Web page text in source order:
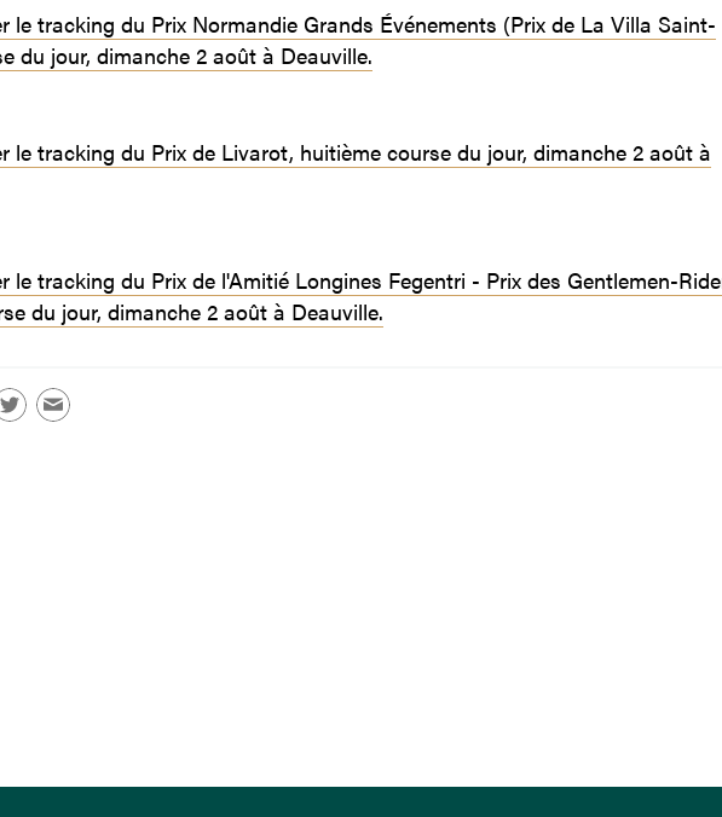
le tracking du Prix Normandie Grands Événements (Prix de La Villa Saint-
du jour, dimanche 2 août à Deauville.
le tracking du Prix de Livarot, huitième course du jour, dimanche 2 août à
le tracking du Prix de l'Amitié Longines Fegentri - Prix des Gentlemen-
du jour, dimanche 2 août à Deauville.